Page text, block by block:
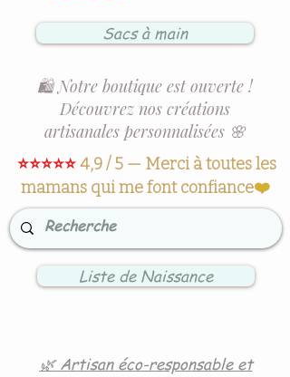
Sacs à main
🛍️ Notre boutique est ouverte !
Découvrez nos créations
artisanales personnalisées 🌸
⭐⭐⭐⭐⭐4,9 / 5 — Merci à toutes les
mamans qui me font confiance❤️
Liste de Naissance
🌿 Artisan éco-responsable et